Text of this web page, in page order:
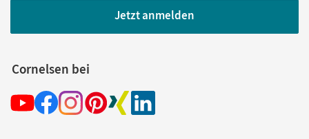
Jetzt anmelden
Cornelsen bei